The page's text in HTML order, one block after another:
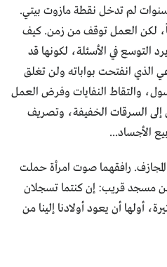
لم تدخل نقطة مازوت بيتي.
لكن العمل توقف من زمن. كيف
التوسع في الأسئلة، لكونها قد
الذي انفتحت بواباته ولن تغلق
والتقاط النفايات وفرض العمل
إلى السرقات الخفيفة، وتصريف
الأجساد...
رافقهما صوت امرأة حملت
من مسجد قريب: إن كنتما تسجلان
أولها أن يعود أولادنا إلينا من